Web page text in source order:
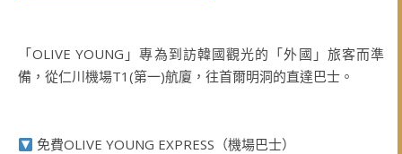
「OLIVE YOUNG」專為到訪韓國觀光的「外國」旅客而準
備，從仁川機場T1(第一)航廈，往首爾明洞的直達巴士。
免費OLIVE YOUNG EXPRESS（機場巴士）